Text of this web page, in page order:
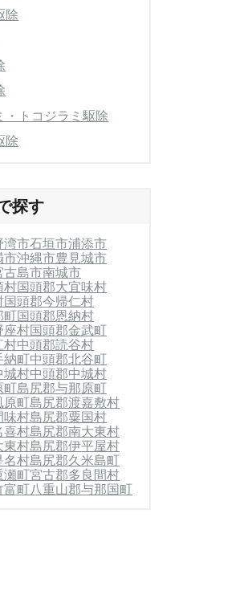
除
・トコジラミ駆除
除
探す
湾市石垣市浦添市
市沖縄市豊見城市
古島市南城市
村国頭郡大宜味村
国頭郡今帰仁村
町国頭郡恩納村
座村国頭郡金武町
村中頭郡読谷村
納町中頭郡北谷町
城村中頭郡中城村
町島尻郡与那原町
原町島尻郡渡嘉敷村
味村島尻郡粟国村
喜村島尻郡南大東村
東村島尻郡伊平屋村
名村島尻郡久米島町
瀬町宮古郡多良間村
富町八重山郡与那国町